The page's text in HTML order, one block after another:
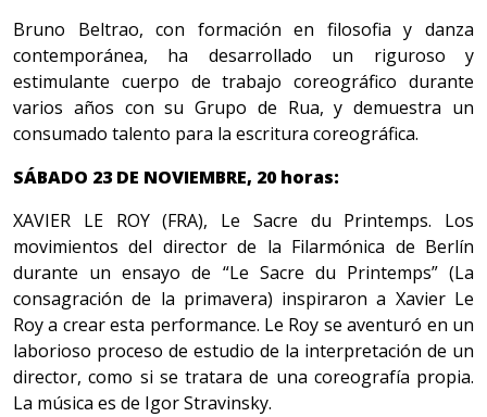
Bruno Beltrao, con formación en filosofia y danza
contemporánea, ha desarrollado un riguroso y
estimulante cuerpo de trabajo coreográfico durante
varios años con su Grupo de Rua, y demuestra un
consumado talento para la escritura coreográfica.
SÁBADO 23 DE NOVIEMBRE, 20 horas:
XAVIER LE ROY (FRA), Le Sacre du Printemps. Los
movimientos del director de la Filarmónica de Berlín
durante un ensayo de “Le Sacre du Printemps” (La
consagración de la primavera) inspiraron a Xavier Le
Roy a crear esta performance. Le Roy se aventuró en un
laborioso proceso de estudio de la interpretación de un
director, como si se tratara de una coreografía propia.
La música es de Igor Stravinsky.